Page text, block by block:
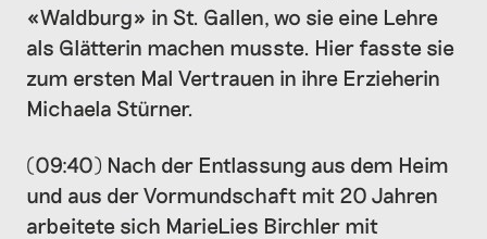
«Waldburg» in St. Gallen, wo sie eine Lehre
als Glätterin machen musste. Hier fasste sie
zum ersten Mal Vertrauen in ihre Erzieherin
Michaela Stürner.
(09:40) Nach der Entlassung aus dem Heim
und aus der Vormundschaft mit 20 Jahren
arbeitete sich MarieLies Birchler mit